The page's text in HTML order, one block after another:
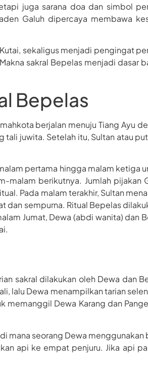
juga sarana doa dan simbol
Galuh dipercaya membawa
sekaligus menjadi pengingat
sakral Bepelas menjadi dasar
Bepelas
berjalan menuju Tiang Ayu
tali juwita. Setelah itu, Sultan atau
pertama hingga malam ketiga
malam berikutnya. Jumlah pijakan
Pada malam terakhir, Sultan
dan sempurna. Ritual Bepelas
Jumat, Dewa (abdi wanita) dan
sakral dilakukan oleh Dewa dan
lalu Dewa menampilkan tarian
Dewa Karang dan
mana seorang Dewa menggunakan
api ke empat penjuru. Jika api